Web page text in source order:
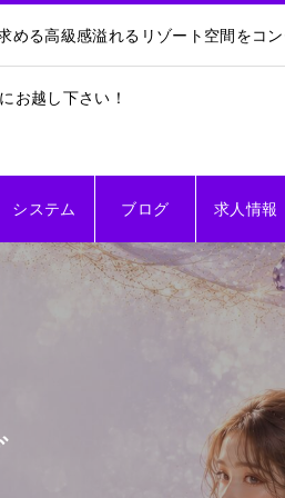
る高級感溢れるリゾート空間をコ
お越し下さい！
システム ブログ 求人情報